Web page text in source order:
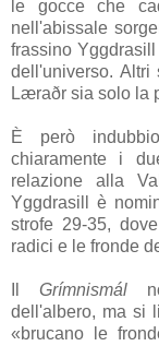
le gocce che
nell'abissale
frassino Yggdrasill
dell'universo. Altri
Læraðr sia solo la
È però
chiaramente i
relazione alla
Yggdrasill
è
strofe 29-35,
radici e le fronde
Grímnismál
dell'albero, ma si
«brucano le